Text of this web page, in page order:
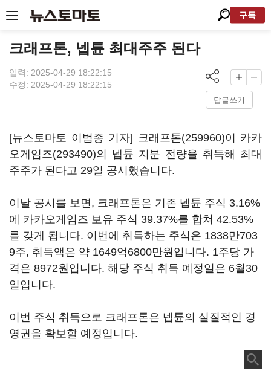
구독
크래프톤, 넵튠 최대주주 된다
입력: 2025-04-29 18:22:15
수정: 2025-04-29 18:22:15
답글쓰기
[뉴스토마토 이범종 기자] 크래프톤(259960)이 카카
오게임즈(293490)의 넵튠 지분 전량을 취득해 최대
주주가 된다고 29일 공시했습니다.
이날 공시를 보면, 크래프톤은 기존 넵튠 주식 3.16%
에 카카오게임즈 보유 주식 39.37%를 합쳐 42.53%
를 갖게 됩니다. 이번에 취득하는 주식은 1838만703
9주, 취득액은 약 1649억6800만원입니다. 1주당 가
격은 8972원입니다. 해당 주식 취득 예정일은 6월30
일입니다.
이번 주식 취득으로 크래프톤은 넵튠의 실질적인 경
영권을 확보할 예정입니다.